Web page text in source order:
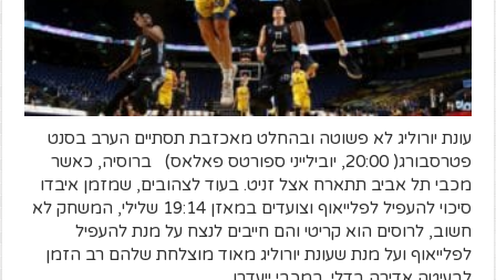
עונת יורוליג לא פשוטה ובהחלט מאכזבת תסתיים הערב בסנט
פטרסבורג( 20:00, יובילייני ספורטס פאלאס) ברוסיה, כאשר
מכבי תל אביב תתארח אצל זניט. בעוד לצהובים, שמזמן איבדו
סיכוי להעפיל לפלייאוף וצועדים במאזן 19:14 שלילי, המשחק לא
חשוב, לרוסים הוא קריטי והם חייבים לנצח על מנת להעפיל
לפלייאוף ועל מנת שעונת יורוליג מאוד מוצלחת שלהם רב הזמן